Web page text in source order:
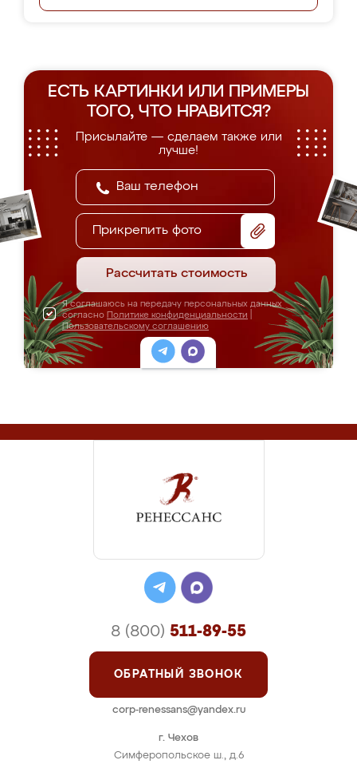
ЕСТЬ КАРТИНКИ ИЛИ ПРИМЕРЫ
ТОГО, ЧТО НРАВИТСЯ?
Присылайте — сделаем также или
лучше!
Прикрепить фото
Рассчитать стоимость
Я соглашаюсь на передачу персональных данных
согласно Политике конфиденциальности
Пользовательскому соглашению
г. Чехов
Симферопольское ш., д.6
8 (800) 511-89-55
ОБРАТНЫЙ ЗВОНОК
corp-renessans@yandex.ru